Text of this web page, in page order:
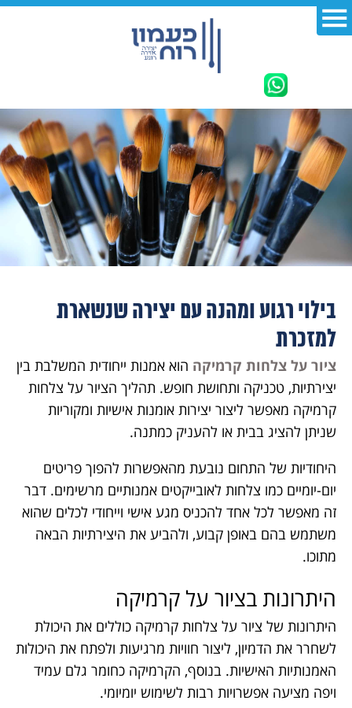
בילוי רגוע ומהנה עם יצירה שנשארת
למזכרת
ציור על צלחות קרמיקה הוא אמנות ייחודית המשלבת בין
יצירתיות, טכניקה ותחושת חופש. תהליך הציור על צלחות
קרמיקה מאפשר ליצור יצירות אומנות אישיות ומקוריות
שניתן להציג בבית או להעניק כמתנה.
היחודיות של התחום נובעת מהאפשרות להפוך פריטים
יום-יומיים כמו צלחות לאובייקטים אמנותיים מרשימים. דבר
זה מאפשר לכל אחד להכניס מגע אישי וייחודי לכלים שהוא
משתמש בהם באופן קבוע, ולהביע את היצירתיות הבאה
מתוכו.
היתרונות בציור על קרמיקה
היתרונות של ציור על צלחות קרמיקה כוללים את היכולת
לשחרר את הדמיון, ליצור חוויות מרגיעות ולפתח את היכולות
האמנותיות האישיות. בנוסף, הקרמיקה כחומר גלם עמיד
ויפה מציעה אפשרויות רבות לשימוש יומיומי.